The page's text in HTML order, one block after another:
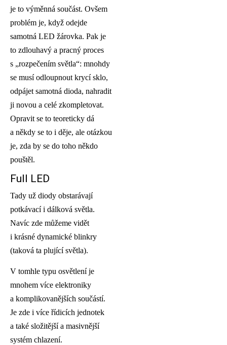
je to výměnná součást. Ovšem
problém je, když odejde
samotná LED žárovka. Pak je
to zdlouhavý a pracný proces
s „rozpečením světla“: mnohdy
se musí odloupnout krycí sklo,
odpájet samotná dioda, nahradit
ji novou a celé zkompletovat.
Opravit se to teoreticky dá
a někdy se to i děje, ale otázkou
je, zda by se do toho někdo
pouštěl.
Full LED
Tady už diody obstarávají
potkávací i dálková světla.
Navíc zde můžeme vidět
i krásné dynamické blinkry
(taková ta plující světla).
V tomhle typu osvětlení je
mnohem více elektroniky
a komplikovanějších součástí.
Je zde i více řídicích jednotek
a také složitější a masivnější
systém chlazení.